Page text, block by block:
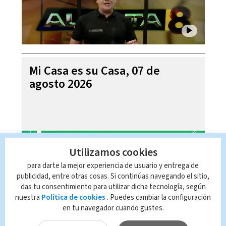
Mi Casa es su Casa, 07 de
agosto 2026
Utilizamos cookies
para darte la mejor experiencia de usuario y entrega de
publicidad, entre otras cosas. Si continúas navegando el sitio,
das tu consentimiento para utilizar dicha tecnología, según
nuestra Política de cookies . Puedes cambiar la configuración
en tu navegador cuando gustes.